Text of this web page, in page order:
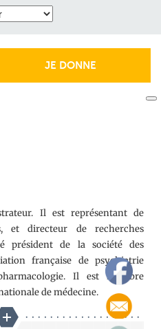
JE DONNE
Il est représentant de
et directeur de recherches
président de la société des
française de psychiatrie
Il est membre
de médecine.